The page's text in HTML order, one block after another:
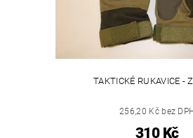
TAKTICKÉ RUKAVICE -
256,20 Kč bez
310 Kč